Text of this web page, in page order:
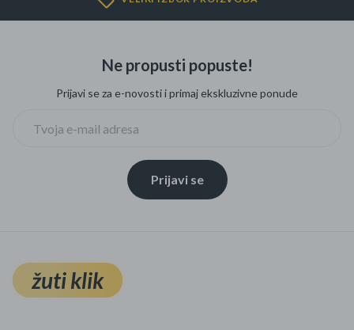
Ne propusti popuste!
Prijavi se za e-novosti i primaj ekskluzivne ponude
Prijavi se
žuti klik